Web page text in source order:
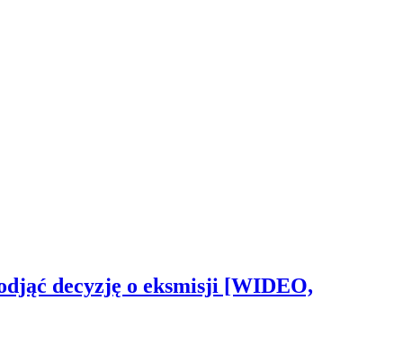
decyzję o eksmisji [WIDEO,